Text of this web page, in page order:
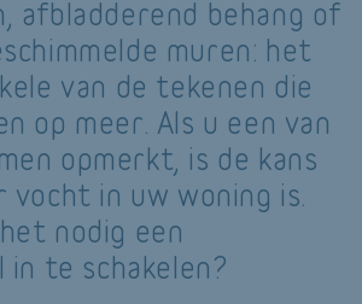
afbladderend behang of
muren: het
van de tekenen die
op meer. Als u een van
opmerkt, is de kans
in uw woning is.
nodig een
in te schakelen?